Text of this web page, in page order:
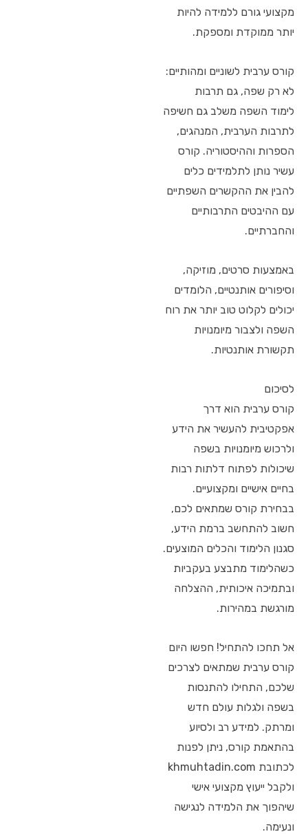
מקצועי גורם ללמידה להיות
יותר ממוקדת ומספקת.
קורס ערבית לשוניים ומהותיים:
לא רק שפה, גם תרבות
לימוד השפה משלב גם חשיפה
לתרבות הערבית, המנהגים,
הספרות וההיסטוריה. קורס
עשיר נותן לתלמידים כלים
להבין את ההקשרים השפתיים
עם ההיבטים התרבותיים
והחברתיים.
באמצעות סרטים, מוזיקה,
וסיפורים אותנטיים, הלומדים
יכולים לקלוט טוב יותר את רוח
השפה ולצבור מיומנויות
תקשורת אותנטיות.
לסיכום
קורס ערבית הוא דרך
אפקטיבית להעשיר את הידע
ולרכוש מיומנויות בשפה
שיכולות לפתוח דלתות רבות
בחיים אישיים ומקצועיים.
בבחירת קורס שמתאים לכם,
חשוב להתחשב ברמת הידע,
סגנון הלימוד והכלים המוצעים.
כשהלימוד מתבצע בעקביות
ובתמיכה איכותית, ההצלחה
מורגשת במהירות.
אל תחכו להתחיל! חפשו היום
קורס ערבית שמתאים לצרכים
שלכם, התחילו להתנסות
בשפה ולגלות עולם חדש
ומרתק. למידע רב ולסיוע
בהתאמת קורס, ניתן לפנות
לכתובת khmuhtadin.com
ולקבל ייעוץ מקצועי אישי
שיהפוך את הלמידה לנגישה
ונעימה.